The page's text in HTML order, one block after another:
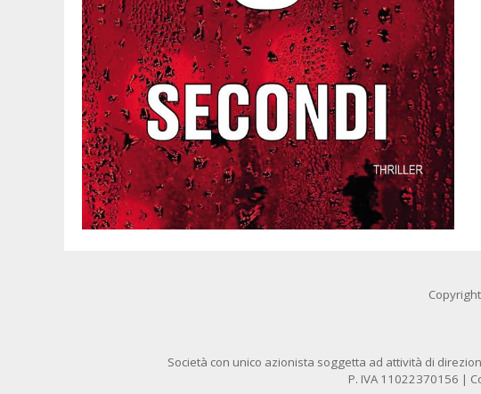
Società con unico azionista soggetta ad attività di
P. IVA 11022370156 |